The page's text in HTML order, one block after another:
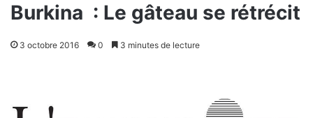
Burkina : Le gâteau se rétrécit
3 octobre 2016 0 3 minutes de lecture